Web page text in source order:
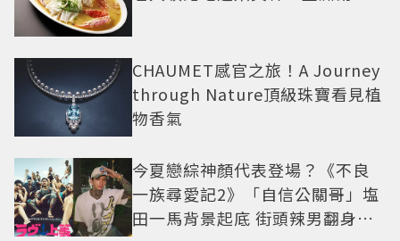
CHAUMET感官之旅！A Journey
through Nature頂級珠寶看見植
物香氣
今夏戀綜神顏代表登場？《不良
一族尋愛記2》「自信公關哥」塩
田一馬背景起底 街頭辣男翻身當